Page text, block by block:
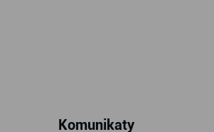
Komunikaty